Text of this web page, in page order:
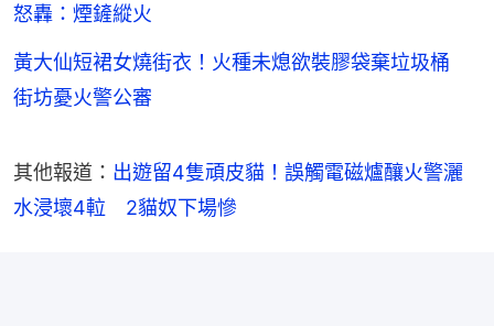
怒轟：煙鏟縱火
黃大仙短裙女燒街衣！火種未熄欲裝膠袋棄垃圾桶
街坊憂火警公審
其他報道： 出遊留4隻頑皮貓！誤觸電磁爐釀火警灑
水浸壞4𨋢　2貓奴下場慘